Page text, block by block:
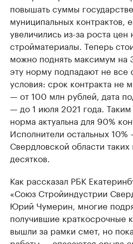
повышать суммы
муниципальных контрактов,
увеличились из-за роста цен
стройматериалы. Теперь
можно поднять максимум на
эту норму подпадают не все
условия: срок контракта не
— от 100 млн рублей, дата
— до 1 июля 2021 года.
норма актуальна для 90%
Исполнители остальных
Свердловской области таких
десятков.
Как рассказал РБК
«Союз Стройиндустрии
Юрий Чумерин, многие
получившие краткосрочные
вышли за рамки смет, но